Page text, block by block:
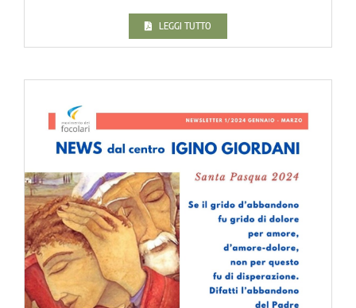
LEGGI TUTTO